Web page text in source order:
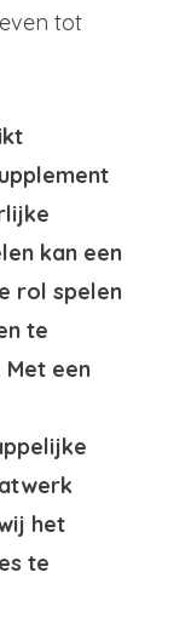
tot
kan een
rol spelen
te
een
het
te